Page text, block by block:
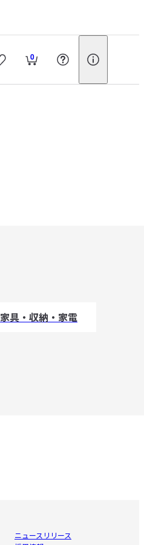
0
家具・収納・家電
ニュースリリース